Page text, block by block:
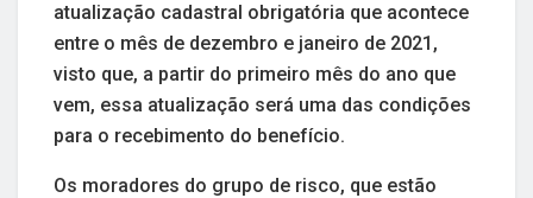
atualização cadastral obrigatória que acontece
entre o mês de dezembro e janeiro de 2021,
visto que, a partir do primeiro mês do ano que
vem, essa atualização será uma das condições
para o recebimento do benefício.
Os moradores do grupo de risco, que estão